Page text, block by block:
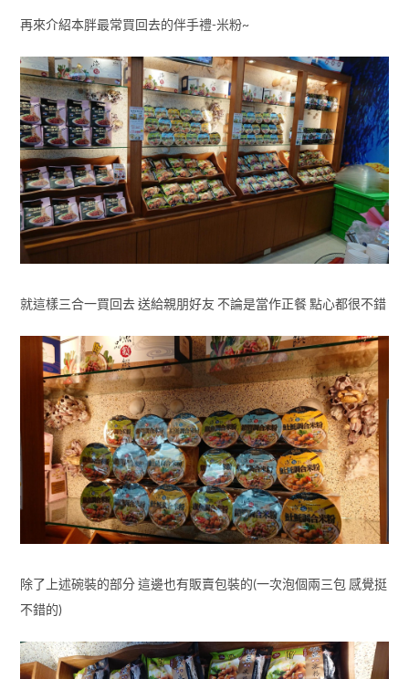
再來介紹本胖最常買回去的伴手禮-米粉~
就這樣三合一買回去 送給親朋好友 不論是當作正餐 點心都很不錯
除了上述碗裝的部分 這邊也有販賣包裝的(一次泡個兩三包 感覺挺
不錯的)